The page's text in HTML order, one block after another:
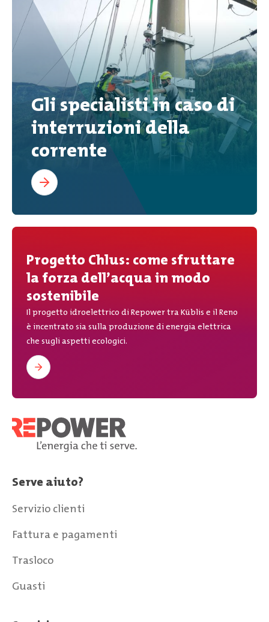
Gli specialisti in caso di
interruzioni della
corrente
Progetto Chlus: come sfruttare
la forza dell’acqua in modo
sostenibile
Il progetto idroelettrico di Repower tra Küblis e il Reno
è incentrato sia sulla produzione di energia elettrica
che sugli aspetti ecologici.
Serve aiuto?
Servizio clienti
Fattura e pagamenti
Trasloco
Guasti